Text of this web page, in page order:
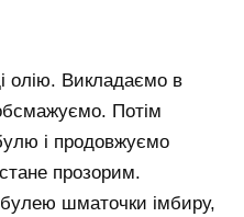
олію. Викладаємо в
Потім
і продовжуємо
прозорим.
шматочки імбиру,